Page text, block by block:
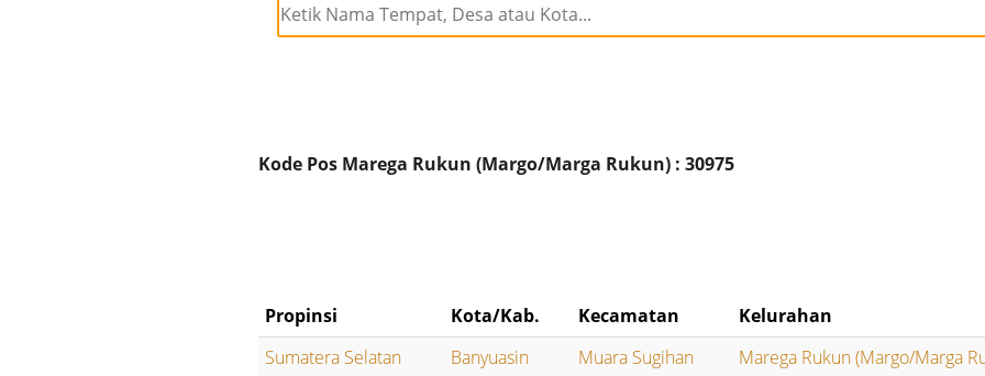
Kode Pos Marega Rukun (Margo/Marga Rukun) : 30975
Propinsi Kota/Kab. Kecamatan
Kelurahan
Sumatera Selatan
Banyuasin Muara Sugihan Marega Rukun (Margo/Marga